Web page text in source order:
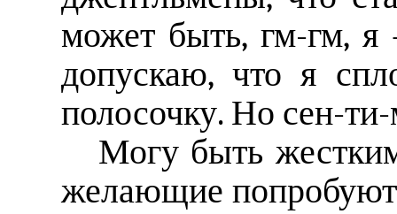
может быть, гм-гм,
допускаю, что я
полосочку. Но сен-
Могу быть
желающие